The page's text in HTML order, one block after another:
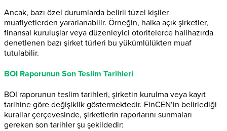
Ancak, bazı özel durumlarda belirli tüzel kişiler
muafiyetlerden yararlanabilir. Örneğin, halka açık şirketler,
finansal kuruluşlar veya düzenleyici otoritelerce halihazırda
denetlenen bazı şirket türleri bu yükümlülükten muaf
tutulabilir.
BOI Raporunun Son Teslim Tarihleri
BOI raporunun teslim tarihleri, şirketin kurulma veya kayıt
tarihine göre değişiklik göstermektedir. FinCEN‘in belirlediği
kurallar çerçevesinde, şirketlerin raporlarını sunmaları
gereken son tarihler şu şekildedir: